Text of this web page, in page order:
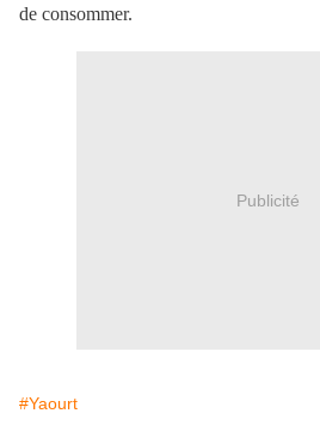
de consommer.
Publicité
#Yaourt